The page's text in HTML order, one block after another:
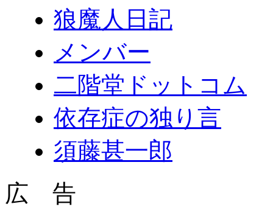
狼魔人日記
メンバー
二階堂ドットコム
依存症の独り言
須藤甚一郎
広 告